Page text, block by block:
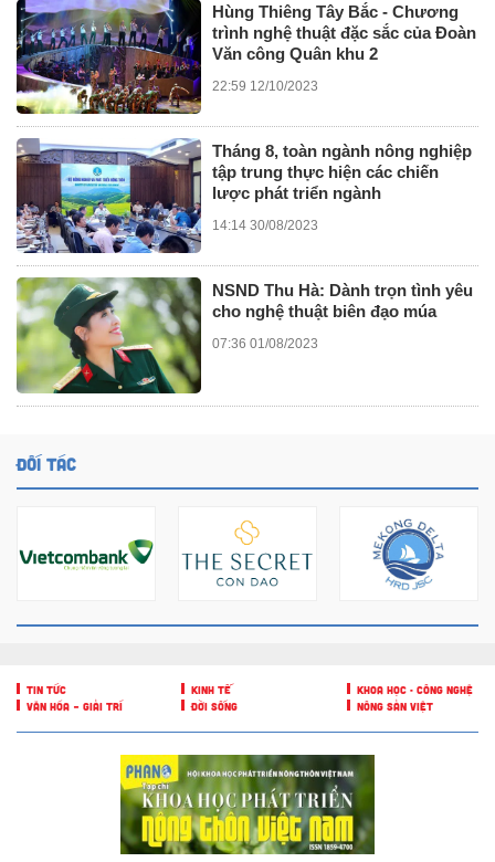
Hùng Thiêng Tây Bắc - Chương
trình nghệ thuật đặc sắc của Đoàn
Văn công Quân khu 2
22:59 12/10/2023
Tháng 8, toàn ngành nông nghiệp
tập trung thực hiện các chiến
lược phát triển ngành
14:14 30/08/2023
NSND Thu Hà: Dành trọn tình yêu
cho nghệ thuật biên đạo múa
07:36 01/08/2023
ĐỐI TÁC
TIN TỨC KINH TẾ
KHOA HỌC - CÔNG NGHỆ
VĂN HÓA – GIẢI TRÍ
ĐỜI SỐNG NÔNG SẢN VIỆT